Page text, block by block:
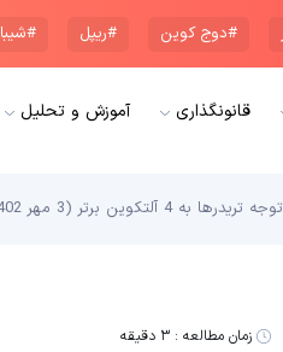
#دوج کوین #ریپل #شیبا
قانونگذاری آموزش و تحلیل
برتر (3 مهر 1402)
زمان مطالعه :۳ دقیقه